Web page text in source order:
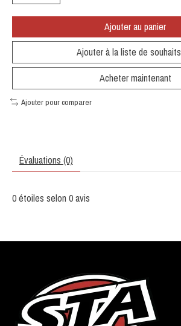
Ajouter au panier
Ajouter à la liste de souhaits
Acheter maintenant
Ajouter pour comparer
Évaluations (0)
0étoiles selon 0avis